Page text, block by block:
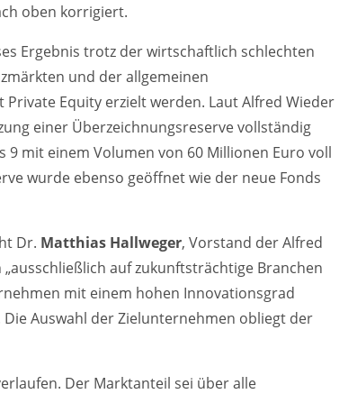
oben korrigiert.
Ergebnis trotz der wirtschaftlich schlechten
und der allgemeinen
Equity erzielt werden. Laut Alfred Wieder
einer Überzeichnungsreserve vollständig
mit einem Volumen von 60 Millionen Euro voll
wurde ebenso geöffnet wie der neue Fonds
Dr. Matthias Hallweger, Vorstand der Alfred
auf zukunftsträchtige Branchen
mit einem hohen Innovationsgrad
Auswahl der Zielunternehmen obliegt der
Der Marktanteil sei über alle